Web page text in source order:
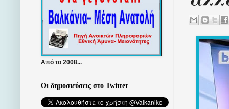
Από το 2008...
Οι δημοσιεύσεις στο Twitter